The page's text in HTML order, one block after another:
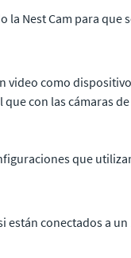
la Nest Cam para que
video como
con las cámaras
que
están conectados a un